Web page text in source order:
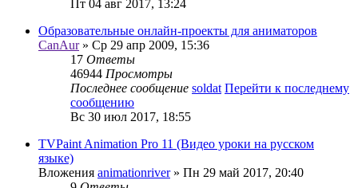
Пт 04 авг 2017, 13:24
Образовательные онлайн-проекты для аниматоров
CanAur» Ср 29 апр 2009, 15:36
17 Ответы
46944 Просмотры
Последнее сообщение soldat Перейти к последнему
сообщению
Вс 30 июл 2017, 18:55
TVPaint Animation Pro 11 (Видео уроки на русском
языке)
Вложения animationriver» Пн 29 май 2017, 20:40